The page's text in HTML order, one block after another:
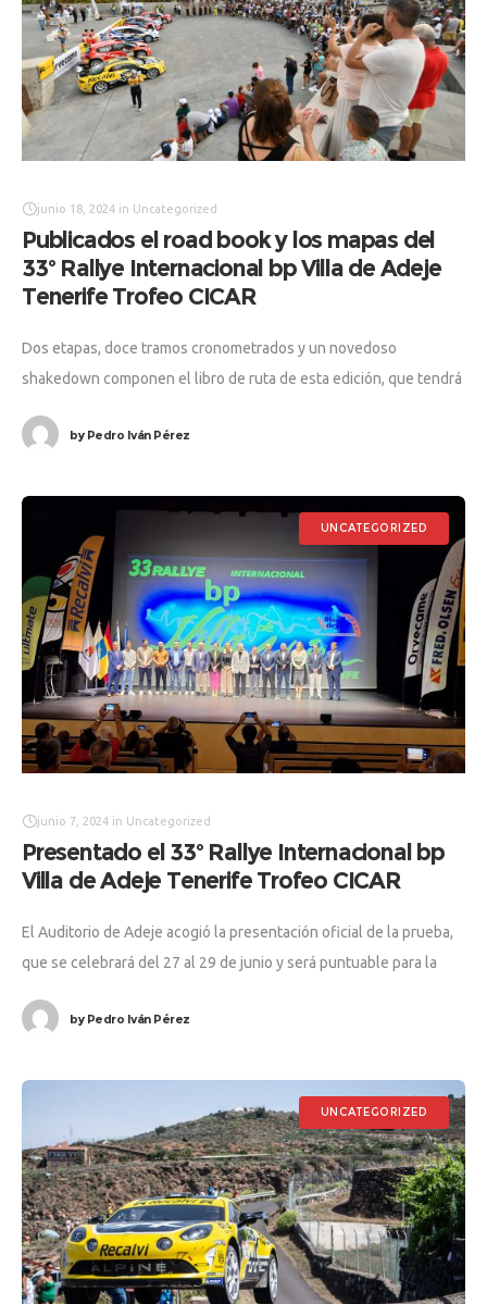
junio 18, 2024 in Uncategorized
Publicados el road book y los mapas del
33º Rallye Internacional bp Villa de Adeje
Tenerife Trofeo CICAR
Dos etapas, doce tramos cronometrados y un novedoso
shakedown componen el libro de ruta de esta edición, que tendrá
byPedro Iván Pérez
UNCATEGORIZED
junio 7, 2024 in Uncategorized
Presentado el 33º Rallye Internacional bp
Villa de Adeje Tenerife Trofeo CICAR
El Auditorio de Adeje acogió la presentación oficial de la prueba,
que se celebrará del 27 al 29 de junio y será puntuable para la
byPedro Iván Pérez
UNCATEGORIZED